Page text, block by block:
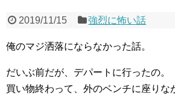
2019/11/15 強烈に怖い話
俺のマジ洒落にならなかった話。
だいぶ前だが、デパートに行ったの。
買い物終わって、外のベンチに座りな